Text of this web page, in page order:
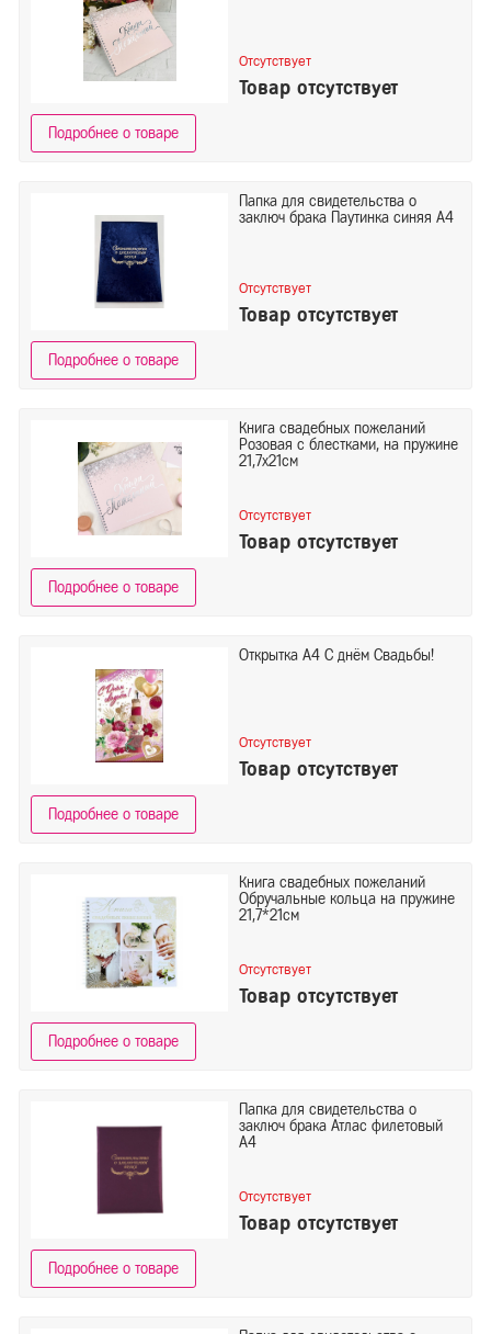
Отсутствует
Товар отсутствует
Подробнее о товаре
Папка для свидетельства о
заключ брака Паутинка синяя А4
Отсутствует
Товар отсутствует
Подробнее о товаре
Книга свадебных пожеланий
Розовая с блестками, на пружине
21,7х21см
Отсутствует
Товар отсутствует
Подробнее о товаре
Открытка А4 С днём Свадьбы!
Отсутствует
Товар отсутствует
Подробнее о товаре
Книга свадебных пожеланий
Обручальные кольца на пружине
21,7*21см
Отсутствует
Товар отсутствует
Подробнее о товаре
Папка для свидетельства о
заключ брака Атлас филетовый
А4
Отсутствует
Товар отсутствует
Подробнее о товаре